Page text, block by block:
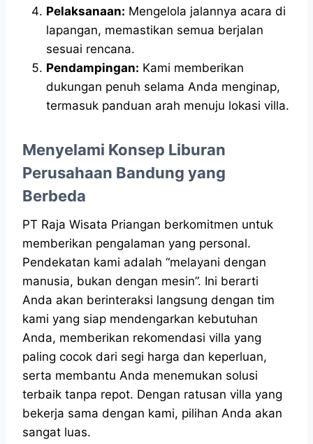
Pelaksanaan: Mengelola jalannya acara di
lapangan, memastikan semua berjalan
sesuai rencana.
Pendampingan: Kami memberikan
dukungan penuh selama Anda menginap,
termasuk panduan arah menuju lokasi villa.
Menyelami Konsep Liburan
Perusahaan Bandung yang
Berbeda
PT Raja Wisata Priangan berkomitmen untuk
memberikan pengalaman yang personal.
Pendekatan kami adalah “melayani dengan
manusia, bukan dengan mesin”. Ini berarti
Anda akan berinteraksi langsung dengan tim
kami yang siap mendengarkan kebutuhan
Anda, memberikan rekomendasi villa yang
paling cocok dari segi harga dan keperluan,
serta membantu Anda menemukan solusi
terbaik tanpa repot. Dengan ratusan villa yang
bekerja sama dengan kami, pilihan Anda akan
sangat luas.